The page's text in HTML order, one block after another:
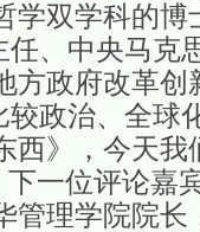
学双学科的博
、中央马克
政府改革创
政治、全球
西》，今天我
一位评论嘉
管理学院院长